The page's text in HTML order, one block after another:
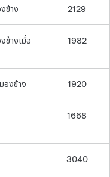
ข้าง 2129
ข้างเมื่อ
1982
องข้าง 1920
1668
3040